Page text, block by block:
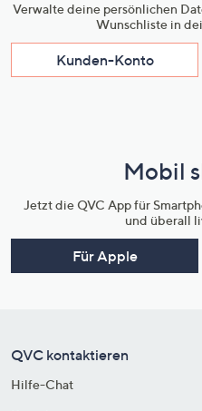
Verwalte deine persönlichen
Wunschliste in
Kunden-Konto
Mobil
Jetzt die QVC App für
und überall
Für Apple
QVC kontaktieren
Hilfe-Chat